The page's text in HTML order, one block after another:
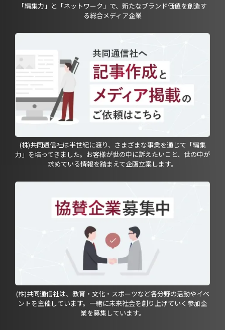
「編集力」と「ネットワーク」で、新たなブランド価値を創造す
る総合メディア企業
(株)共同通信社は半世紀に渡り、さまざまな事業を通じて「編集
力」を培ってきました。お客様が世の中に訴えたいこと、世の中が
求めている情報を踏まえて企画立案します。
(株)共同通信社は、教育・文化・スポーツなど各分野の活動やイベ
ントを主催しています。一緒に未来社会を創り上げていく参加企
業を募集しています。